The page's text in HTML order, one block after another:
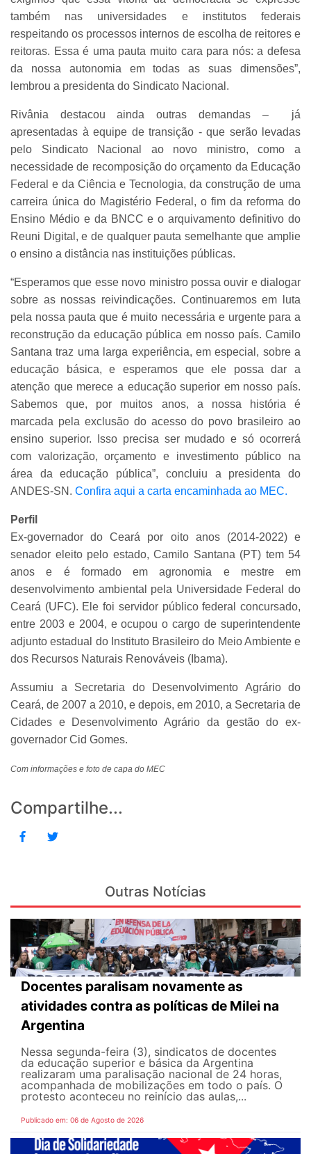
também nas universidades e institutos federais
respeitando os processos internos de escolha de reitores e
reitoras. Essa é uma pauta muito cara para nós: a defesa
da nossa autonomia em todas as suas dimensões”,
lembrou a presidenta do Sindicato Nacional.
Rivânia destacou ainda outras demandas – já
apresentadas à equipe de transição - que serão levadas
pelo Sindicato Nacional ao novo ministro, como a
necessidade de recomposição do orçamento da Educação
Federal e da Ciência e Tecnologia, da construção de uma
carreira única do Magistério Federal, o fim da reforma do
Ensino Médio e da BNCC e o arquivamento definitivo do
Reuni Digital, e de qualquer pauta semelhante que amplie
o ensino a distância nas instituições públicas.
“Esperamos que esse novo ministro possa ouvir e dialogar
sobre as nossas reivindicações. Continuaremos em luta
pela nossa pauta que é muito necessária e urgente para a
reconstrução da educação pública em nosso país. Camilo
Santana traz uma larga experiência, em especial, sobre a
educação básica, e esperamos que ele possa dar a
atenção que merece a educação superior em nosso país.
Sabemos que, por muitos anos, a nossa história é
marcada pela exclusão do acesso do povo brasileiro ao
ensino superior. Isso precisa ser mudado e só ocorrerá
com valorização, orçamento e investimento público na
área da educação pública”, concluiu a presidenta do
ANDES-SN. Confira aqui a carta encaminhada ao MEC.
Perfil
Ex-governador do Ceará por oito anos (2014-2022) e
senador eleito pelo estado, Camilo Santana (PT) tem 54
anos e é formado em agronomia e mestre em
desenvolvimento ambiental pela Universidade Federal do
Ceará (UFC). Ele foi servidor público federal concursado,
entre 2003 e 2004, e ocupou o cargo de superintendente
adjunto estadual do Instituto Brasileiro do Meio Ambiente e
dos Recursos Naturais Renováveis (Ibama).
Assumiu a Secretaria do Desenvolvimento Agrário do
Ceará, de 2007 a 2010, e depois, em 2010, a Secretaria de
Cidades e Desenvolvimento Agrário da gestão do ex-
governador Cid Gomes.
Com informações e foto de capa do MEC
Compartilhe...
Outras Notícias
Docentes paralisam novamente as
atividades contra as políticas de Milei na
Argentina
Nessa segunda-feira (3), sindicatos de docentes
da educação superior e básica da Argentina
realizaram uma paralisação nacional de 24 horas,
acompanhada de mobilizações em todo o país. O
protesto aconteceu no reinício das aulas,...
Publicado em: 06 de Agosto de 2026